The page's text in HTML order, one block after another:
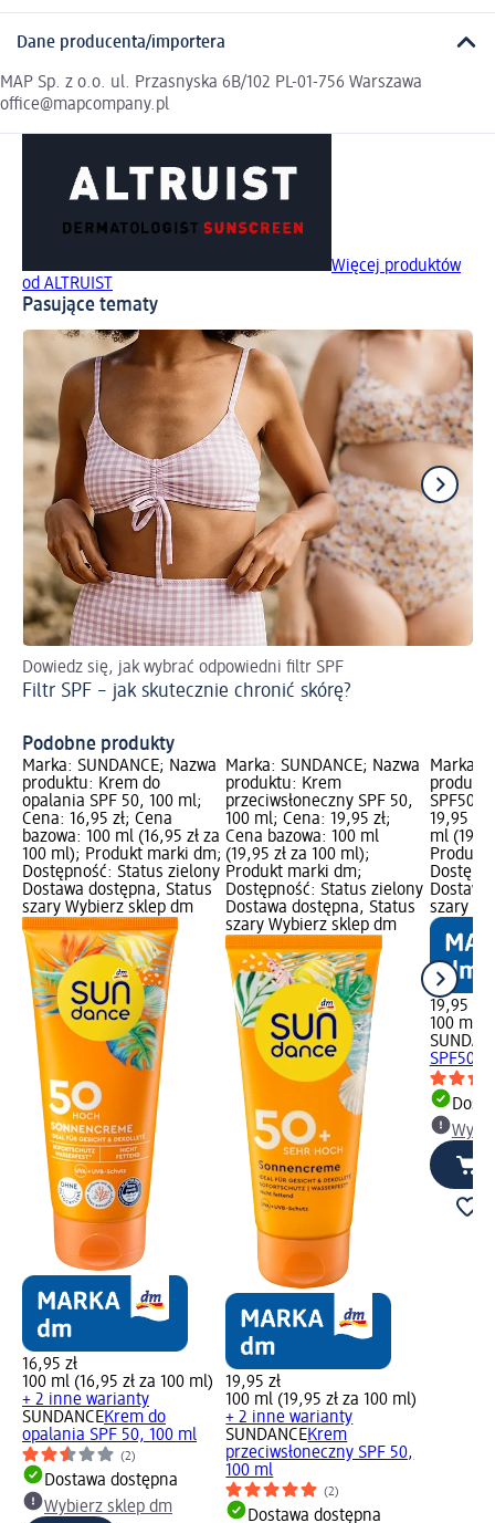
Dane producenta/importera
MAP Sp. z o.o. ul. Przasnyska 6B/102 PL-01-756 Warszawa
office@mapcompany.pl
Więcej produktów
od ALTRUIST
Pasujące tematy
Dowiedz się, jak wybrać odpowiedni filtr SPF
Filtr SPF – jak skutecznie chronić skórę?
Podobne produkty
Marka: SUNDANCE; Nazwa
produktu: Krem do
opalania SPF 50, 100 ml;
Cena: 16,95 zł; Cena
bazowa: 100 ml (16,95 zł za
100 ml); Produkt marki dm;
Dostępność: Status zielony
Dostawa dostępna, Status
szary Wybierz sklep dm
16,95 zł
100 ml (16,95 zł za 100 ml)
+ 2 inne warianty
SUNDANCEKrem do
opalania SPF 50, 100 ml
(2)
Dostawa dostępna
Wybierz sklep dm
Marka: SUNDANCE; Nazwa
produktu: Krem
przeciwsłoneczny SPF 50,
100 ml; Cena: 19,95 zł;
Cena bazowa: 100 ml
(19,95 zł za 100 ml);
Produkt marki dm;
Dostępność: Status zielony
Dostawa dostępna, Status
szary Wybierz sklep dm
19,95 zł
100 ml (19,95 zł za 100 ml)
+ 2 inne warianty
SUNDANCEKrem
przeciwsłoneczny SPF 50,
100 ml
(2)
Dostawa dostępna
Marka:
SPF50,
19,95
ml
Produkt
szary
19,95 zł
100 ml
SPF50,